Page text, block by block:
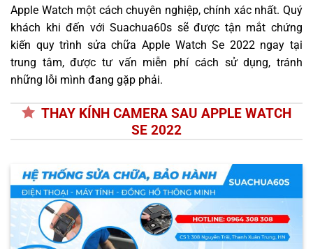
Apple Watch một cách chuyên nghiệp, chính xác nhất. Quý
khách khi đến với Suachua60s sẽ được tận mắt chứng
kiến quy trình sửa chữa Apple Watch Se 2022 ngay tại
trung tâm, được tư vấn miễn phí cách sử dụng, tránh
những lỗi mình đang gặp phải.
THAY KÍNH CAMERA SAU APPLE WATCH
SE 2022